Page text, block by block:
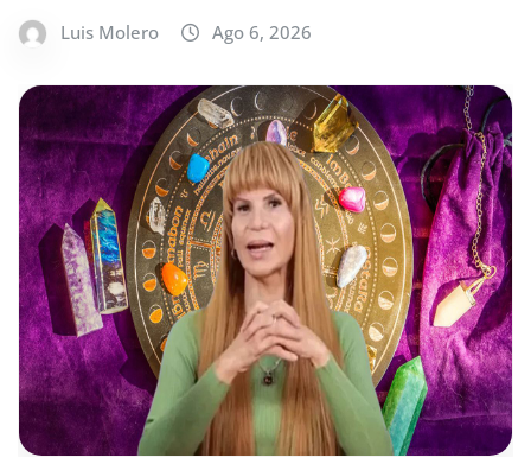
Luis Molero Ago 6, 2026